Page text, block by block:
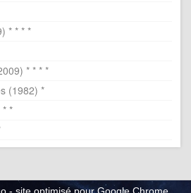
* * * *
* * * *
(1982) *
*
- site optimisé pour Google Chrome